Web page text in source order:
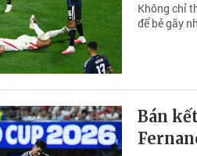
Không chỉ
để bẻ gãy
Bán